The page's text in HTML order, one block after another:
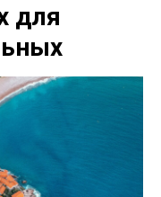
для